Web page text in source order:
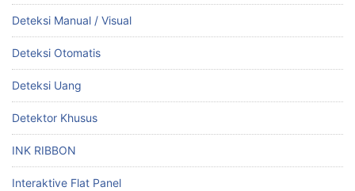
Deteksi Manual / Visual
Deteksi Otomatis
Deteksi Uang
Detektor Khusus
INK RIBBON
Interaktive Flat Panel